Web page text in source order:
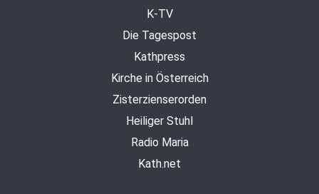
K-TV
Die Tagespost
Kathpress
Kirche in Österreich
Zisterzienserorden
Heiliger Stuhl
Radio Maria
Kath.net